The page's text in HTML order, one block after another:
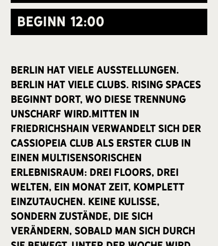
Beginn 12:00
Berlin hat viele Ausstellungen.
Berlin hat viele Clubs. Rising Spaces
beginnt dort, wo diese Trennung
unscharf wird.Mitten in
Friedrichshain verwandelt sich der
cassiopeia Club als erster Club in
einen multisensorischen
Erlebnisraum: Drei Floors, drei
Welten, ein Monat Zeit, komplett
einzutauchen. Keine Kulisse,
sondern Zustände, die sich
verändern, sobald man sich durch